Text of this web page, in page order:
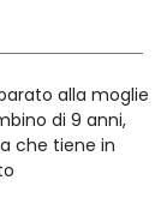
alla moglie
di 9 anni,
che tiene in